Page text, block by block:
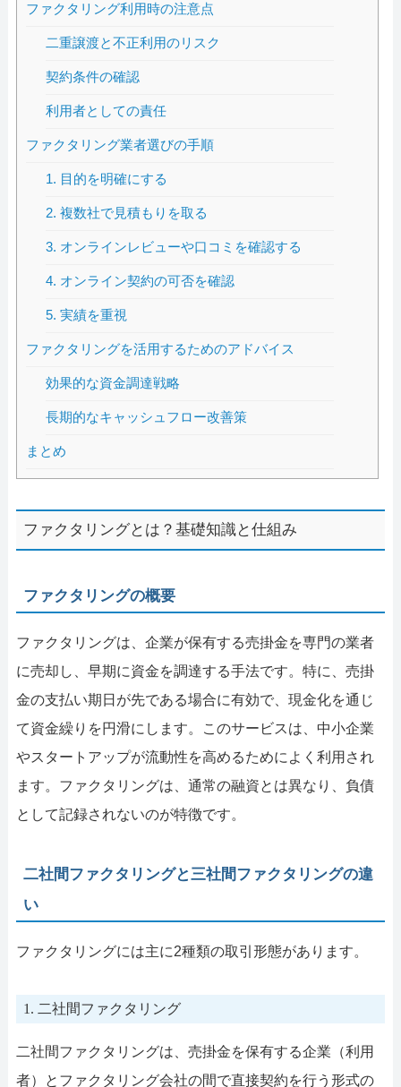
ファクタリング利用時の注意点
二重譲渡と不正利用のリスク
契約条件の確認
利用者としての責任
ファクタリング業者選びの手順
1. 目的を明確にする
2. 複数社で見積もりを取る
3. オンラインレビューや口コミを確認する
4. オンライン契約の可否を確認
5. 実績を重視
ファクタリングを活用するためのアドバイス
効果的な資金調達戦略
長期的なキャッシュフロー改善策
まとめ
ファクタリングとは？基礎知識と仕組み
ファクタリングの概要
ファクタリングは、企業が保有する売掛金を専門の業者
に売却し、早期に資金を調達する手法です。特に、売掛
金の支払い期日が先である場合に有効で、現金化を通じ
て資金繰りを円滑にします。このサービスは、中小企業
やスタートアップが流動性を高めるためによく利用され
ます。ファクタリングは、通常の融資とは異なり、負債
として記録されないのが特徴です。
二社間ファクタリングと三社間ファクタリングの違
い
ファクタリングには主に2種類の取引形態があります。
1. 二社間ファクタリング
二社間ファクタリングは、売掛金を保有する企業（利用
者）とファクタリング会社の間で直接契約を行う形式の